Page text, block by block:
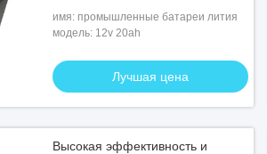
имя: промышленные батареи лития
модель: 12v 20ah
Лучшая цена
Высокая эффективность и